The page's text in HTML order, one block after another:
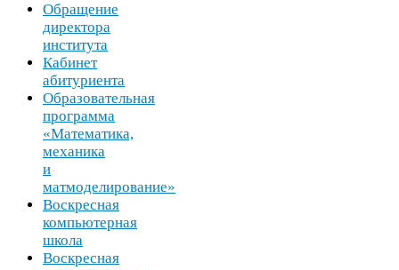
Обращение
директора
института
Кабинет
абитуриента
Образовательная
программа
«Математика,
механика
и
матмоделирование»
Воскресная
компьютерная
школа
Воскресная